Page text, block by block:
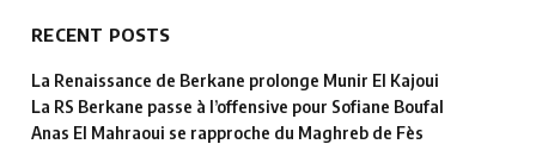
RECENT POSTS
La Renaissance de Berkane prolonge Munir El Kajoui
La RS Berkane passe à l’offensive pour Sofiane Boufal
Anas El Mahraoui se rapproche du Maghreb de Fès